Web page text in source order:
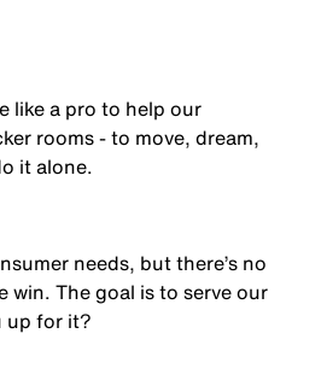
like a pro to help our
rooms - to move, dream,
it alone.
needs, but there’s no
win. The goal is to serve our
up for it?